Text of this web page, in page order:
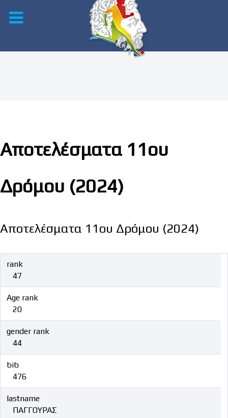
Αποτελέσματα 11ου
Δρόμου (2024)
Αποτελέσματα 11ου Δρόμου (2024)
rank
47
Age rank
20
gender rank
44
bib
476
lastname
ΠΑΓΓΟΥΡΑΣ